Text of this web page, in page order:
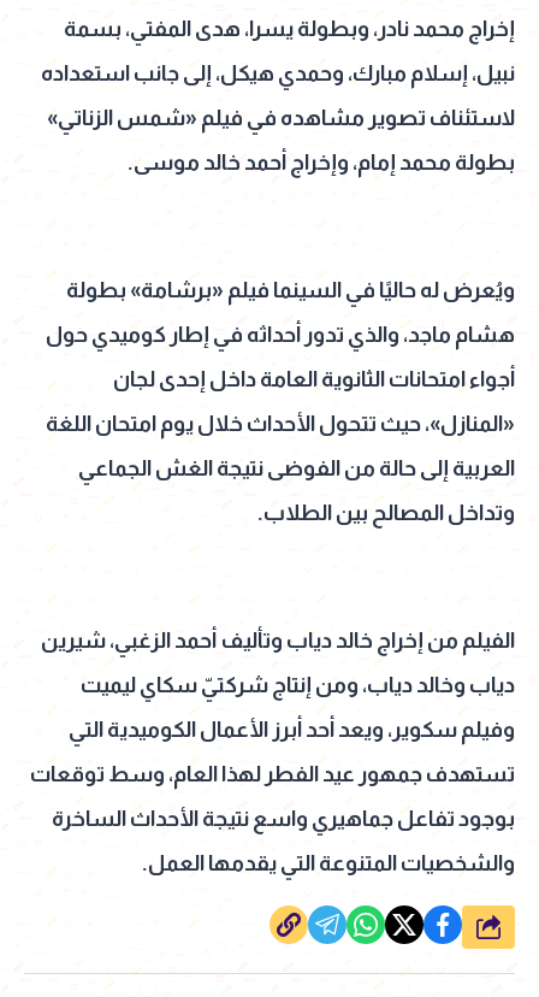
إخراج محمد نادر، وبطولة يسرا، هدى المفتي، بسمة
نبيل، إسلام مبارك، وحمدي هيكل، إلى جانب استعداده
لاستئناف تصوير مشاهده في فيلم «شمس الزناتي»
بطولة محمد إمام، وإخراج أحمد خالد موسى.
ويُعرض له حاليًا في السينما فيلم «برشامة» بطولة
هشام ماجد، والذي تدور أحداثه في إطار كوميدي حول
أجواء امتحانات الثانوية العامة داخل إحدى لجان
«المنازل»، حيث تتحول الأحداث خلال يوم امتحان اللغة
العربية إلى حالة من الفوضى نتيجة الغش الجماعي
وتداخل المصالح بين الطلاب.
الفيلم من إخراج خالد دياب وتأليف أحمد الزغبي، شيرين
دياب وخالد دياب، ومن إنتاج شركتيّ سكاي ليميت
وفيلم سكوير، ويعد أحد أبرز الأعمال الكوميدية التي
تستهدف جمهور عيد الفطر لهذا العام، وسط توقعات
بوجود تفاعل جماهيري واسع نتيجة الأحداث الساخرة
والشخصيات المتنوعة التي يقدمها العمل.
شارك